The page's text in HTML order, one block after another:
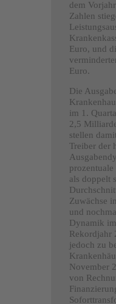
dem
Zahlen
Euro, und
Euro.
Die
im 1.
2,5
stellen
Treiber der
als doppelt
Zuwächse
und
Dynamik
Rekordjahr
jedoch zu
November
von